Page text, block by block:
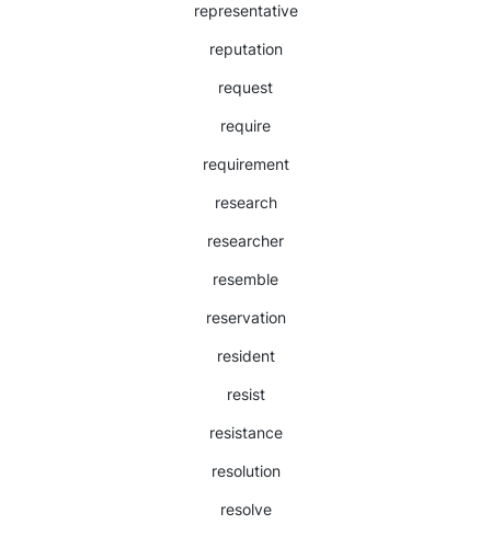
representative
reputation
request
require
requirement
research
researcher
resemble
reservation
resident
resist
resistance
resolution
resolve